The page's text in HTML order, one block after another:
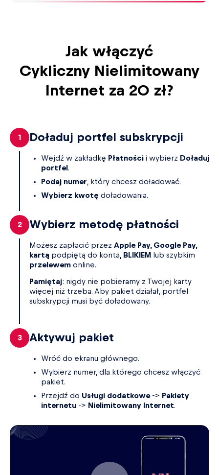
Jak włączyć
Cykliczny Nielimitowany
Internet za 20 zł?
Doładuj portfel subskrypcji
Wejdź w zakładkę Płatności i wybierz Doładuj
portfel .
Podaj numer , który chcesz doładować.
Wybierz kwotę doładowania.
Wybierz metodę płatności
Możesz zapłacić przez Apple Pay, Google Pay,
kartą podpiętą do konta, BLIKIEM
lub szybkim
przelewem online.
Pamiętaj: nigdy nie pobieramy z Twojej karty
więcej niż trzeba. Aby pakiet działał, portfel
subskrypcji musi być doładowany.
Aktywuj pakiet
Wróć do ekranu głównego.
Wybierz numer, dla którego chcesz włączyć
pakiet.
Przejdź do Usługi dodatkowe-> Pakiety
internetu -> Nielimitowany Internet.